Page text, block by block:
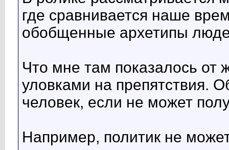
где сравнивается наше
обобщенные архетипы
Что мне там показалось от
уловками на препятствия.
человек, если не может
Например, политик не